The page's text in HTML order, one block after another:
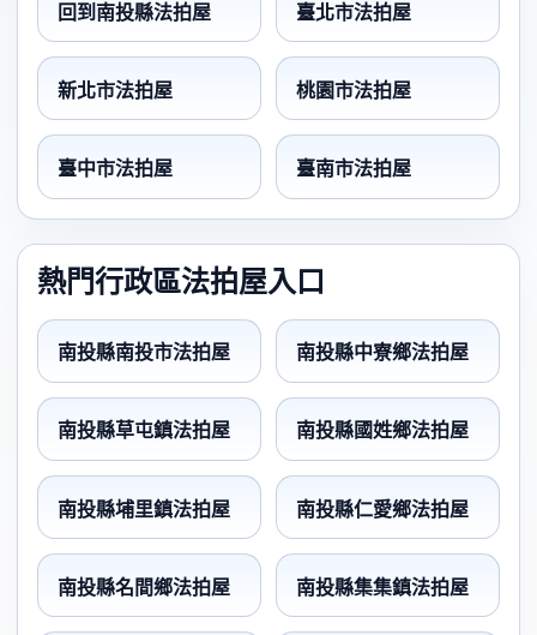
回到南投縣法拍屋 臺北市法拍屋
新北市法拍屋 桃園市法拍屋
臺中市法拍屋 臺南市法拍屋
熱門行政區法拍屋入口
南投縣南投市法拍屋 南投縣中寮鄉法拍屋
南投縣草屯鎮法拍屋 南投縣國姓鄉法拍屋
南投縣埔里鎮法拍屋 南投縣仁愛鄉法拍屋
南投縣名間鄉法拍屋 南投縣集集鎮法拍屋